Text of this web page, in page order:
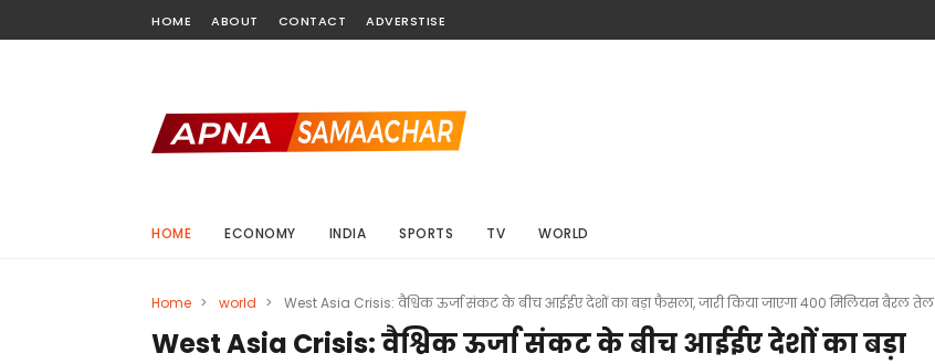
HOME ABOUT CONTACT ADVERSTISE
HOME ECONOMY INDIA SPORTS TV WORLD
Home > world > West Asia Crisis: वैश्विक ऊर्जा संकट के बीच आईईए देशों का बड़ा फैसला, जारी किया जाएगा 400 मिलियन बैरल तेल
West Asia Crisis: वैश्विक ऊर्जा संकट के बीच आईईए देशों का बड़ा